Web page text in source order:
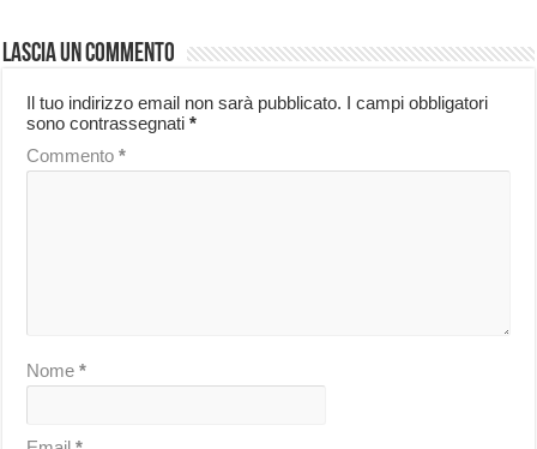
Lascia un commento
Il tuo indirizzo email non sarà pubblicato. I campi obbligatori
sono contrassegnati*
Commento*
Nome*